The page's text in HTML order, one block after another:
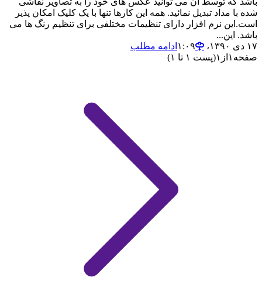
شده با مداد تبدیل نمائید. همه این کارها تنها با یک کلیک امکان پذیر
است.این نرم افزار دارای تنظیمات مختلفی برای تنظیم رنگ ها می
باشد. این...
۱۷ دی ۱۳۹۰،‏ ۱:۰۹
ادامه مطلب
صفحه ۱ از ۱(پست ۱ تا ۱)